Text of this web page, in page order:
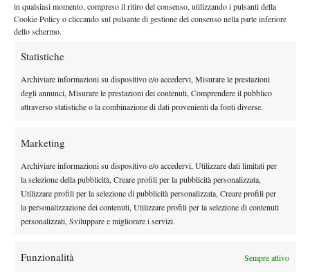
in qualsiasi momento, compreso il ritiro del consenso, utilizzando i pulsanti della
Cookie Policy o cliccando sul pulsante di gestione del consenso nella parte inferiore
dello schermo.
Statistiche
Archiviare informazioni su dispositivo e/o accedervi, Misurare le prestazioni
degli annunci, Misurare le prestazioni dei contenuti, Comprendere il pubblico
attraverso statistiche o la combinazione di dati provenienti da fonti diverse.
Marketing
Archiviare informazioni su dispositivo e/o accedervi, Utilizzare dati limitati per
la selezione della pubblicità, Creare profili per la pubblicità personalizzata,
Utilizzare profili per la selezione di pubblicità personalizzata, Creare profili per
la personalizzazione dei contenuti, Utilizzare profili per la selezione di contenuti
personalizzati, Sviluppare e migliorare i servizi.
Funzionalità Sempre attivo
ATP 500 Washington 2026: Bolelli e Vavassori fuori ai quarti
di finale contro Behar/Chandrasekar
Tancredi Crepax
Kristina Liutova continua a sorprendere al WTA 250
Memphis 2026: la classe 2010 accede alla top 200
WTA 500 Washington 2026: Cocciaretto gestisce Navarro e
arriva ai quarti di finale
29 Luglio 2026
Tancredi Crepax